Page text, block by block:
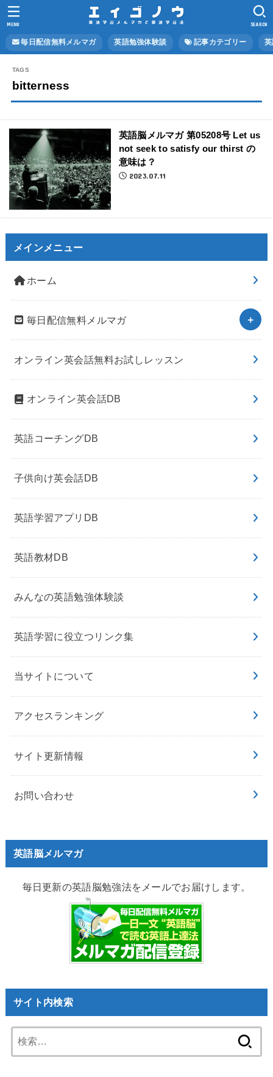
毎日配信無料メルマガ 英語勉強体験談 記事カテゴリー
SEARCH
MENU
bitterness
英語脳メルマガ 第05208号 Let us
not seek to satisfy our thirst の
意味は？
2023.07.11
メインメニュー
ホーム
毎日配信無料メルマガ
オンライン英会話無料お試しレッスン
オンライン英会話DB
英語コーチングDB
子供向け英会話DB
英語学習アプリDB
英語教材DB
みんなの英語勉強体験談
英語学習に役立つリンク集
当サイトについて
アクセスランキング
サイト更新情報
お問い合わせ
英語脳メルマガ
毎日更新の英語脳勉強法をメールでお届けします。
サイト内検索
索: